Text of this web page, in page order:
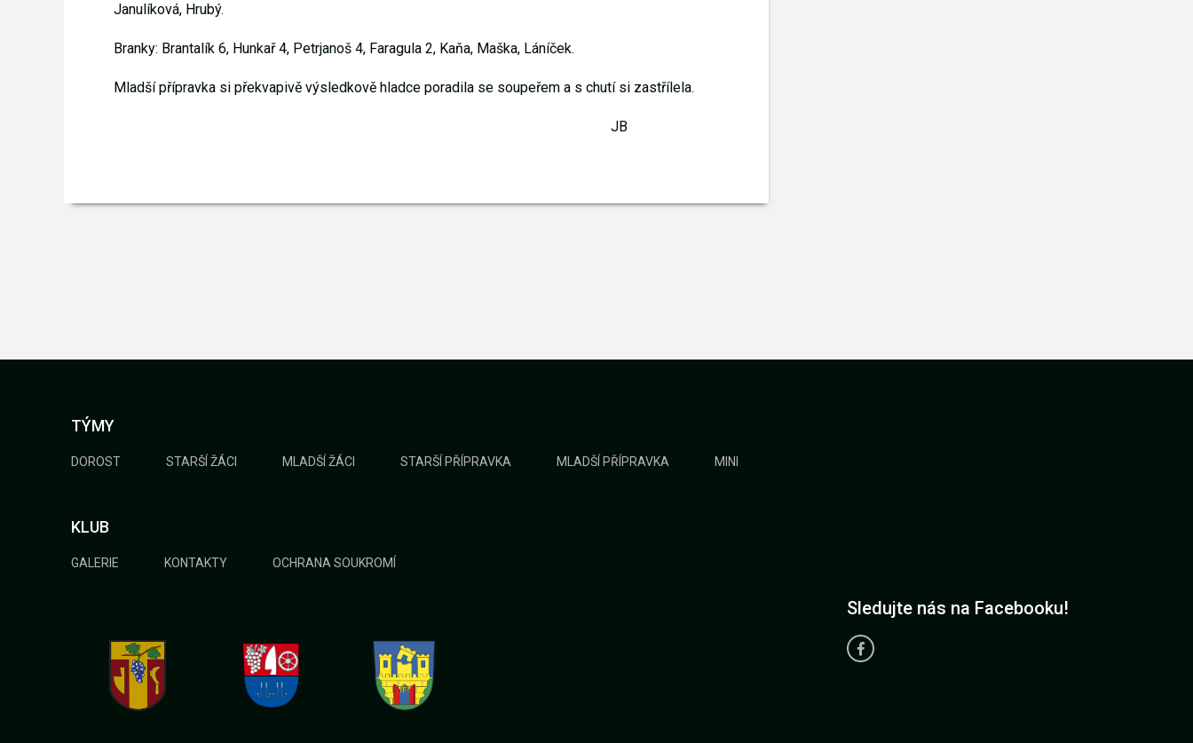
Janulíková, Hrubý.
Branky: Brantalík 6, Hunkař 4, Petrjanoš 4, Faragula 2, Kaňa, Maška, Láníček.
Mladší přípravka si překvapivě výsledkově hladce poradila se soupeřem a s chutí si zastřílela.
JB
TÝMY
DOROST STARŠÍ ŽÁCI MLADŠÍ ŽÁCI STARŠÍ PŘÍPRAVKA MLADŠÍ PŘÍPRAVKA MINI
KLUB
GALERIE KONTAKTY OCHRANA SOUKROMÍ
Sledujte nás na Facebooku!